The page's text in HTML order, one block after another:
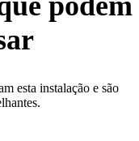
esta instalação e são